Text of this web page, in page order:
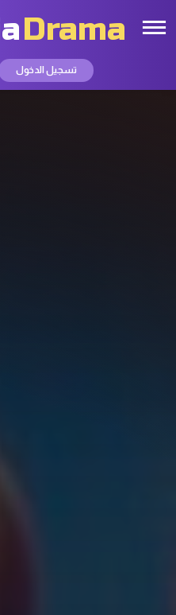
Drama
تسجيل الدخول